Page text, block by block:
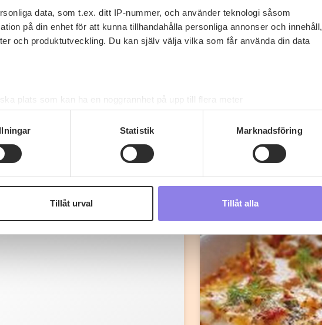
data, som t.ex. ditt IP-nummer, och använder teknologi såsom
på din enhet för att kunna tillhandahålla personliga annonser och innehåll,
och produktutveckling. Du kan själv välja vilka som får använda din data
plats som kan ha en noggrannhet på upp till flera meter
den för specifika kännetecken (fingeravtryck)
behandlas och ställ in dina preferenser i
detaljsektionen. Du kan ändra
cookie-förklaringen.
du att du är 25 år eller äldre.
som vi samarbetar med. Dessa kan i sin tur kombinera informationen
eller som de har samlat in när du har använt deras tjänster.
Statistik Marknadsföring
Tillåt urval Tillåt alla
vi tror du gillar
Fler recept